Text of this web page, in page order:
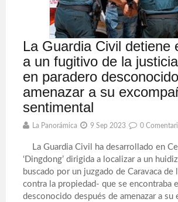
La Guardia Civil detiene
a un fugitivo de la
en paradero
amenazar a su
sentimental
La Panorámica 9 Sep 2023 0
La Guardia Civil ha desarrollado en
‘Dingdong’ dirigida a localizar a un
buscado por un juzgado de Caravaca
contra la propiedad- que se encontraba
desconocido después de amenazar a su